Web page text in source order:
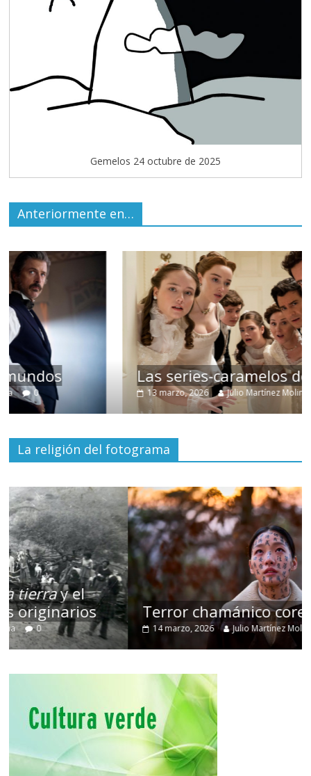
Gemelos 24 octubre de 2025
Anteriormente en…
Las series-caramelos de Shondaland
13 marzo, 2026 Julio Martínez Molina 0
La religión del fotograma
Terror chamánico coreano
14 marzo, 2026 Julio Martínez Molina 0